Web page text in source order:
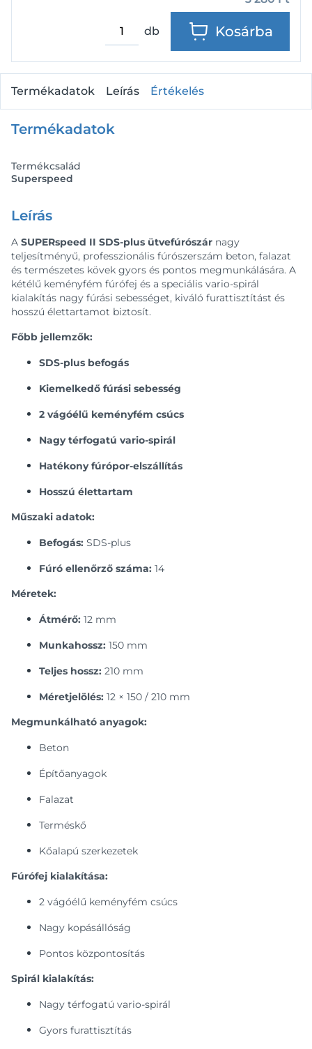
db Kosárba
Termékadatok Leírás Értékelés
Termékadatok
Termékcsalád
Superspeed
Leírás
A SUPERspeed II SDS-plus ütvefúrószár nagy
teljesítményű, professzionális fúrószerszám beton, falazat
és természetes kövek gyors és pontos megmunkálására. A
kétélű keményfém fúrófej és a speciális vario-spirál
kialakítás nagy fúrási sebességet, kiváló furattisztítást és
hosszú élettartamot biztosít.
Főbb jellemzők:
SDS-plus befogás
Kiemelkedő fúrási sebesség
2 vágóélű keményfém csúcs
Nagy térfogatú vario-spirál
Hatékony fúrópor-elszállítás
Hosszú élettartam
Műszaki adatok:
Befogás: SDS-plus
Fúró ellenőrző száma: 14
Méretek:
Átmérő: 12 mm
Munkahossz: 150 mm
Teljes hossz: 210 mm
Méretjelölés: 12 × 150 / 210 mm
Megmunkálható anyagok:
Beton
Építőanyagok
Falazat
Terméskő
Kőalapú szerkezetek
Fúrófej kialakítása:
2 vágóélű keményfém csúcs
Nagy kopásállóság
Pontos központosítás
Spirál kialakítás:
Nagy térfogatú vario-spirál
Gyors furattisztítás